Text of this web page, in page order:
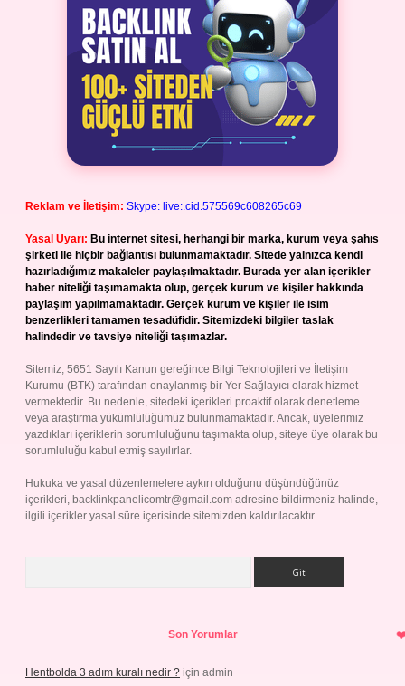
Reklam ve İletişim: Skype: live:.cid.575569c608265c69
Yasal Uyarı: Bu internet sitesi, herhangi bir marka, kurum veya şahıs
şirketi ile hiçbir bağlantısı bulunmamaktadır. Sitede yalnızca kendi
hazırladığımız makaleler paylaşılmaktadır. Burada yer alan içerikler
haber niteliği taşımamakta olup, gerçek kurum ve kişiler hakkında
paylaşım yapılmamaktadır. Gerçek kurum ve kişiler ile isim
benzerlikleri tamamen tesadüfidir. Sitemizdeki bilgiler taslak
halindedir ve tavsiye niteliği taşımazlar.
Sitemiz, 5651 Sayılı Kanun gereğince Bilgi Teknolojileri ve İletişim
Kurumu (BTK) tarafından onaylanmış bir Yer Sağlayıcı olarak hizmet
vermektedir. Bu nedenle, sitedeki içerikleri proaktif olarak denetleme
veya araştırma yükümlülüğümüz bulunmamaktadır. Ancak, üyelerimiz
yazdıkları içeriklerin sorumluluğunu taşımakta olup, siteye üye olarak bu
sorumluluğu kabul etmiş sayılırlar.
Hukuka ve yasal düzenlemelere aykırı olduğunu düşündüğünüz
içerikleri, backlinkpanelicomtr@gmail.com adresine bildirmeniz halinde,
ilgili içerikler yasal süre içerisinde sitemizden kaldırılacaktır.
Son Yorumlar
Hentbolda 3 adım kuralı nedir ? için admin